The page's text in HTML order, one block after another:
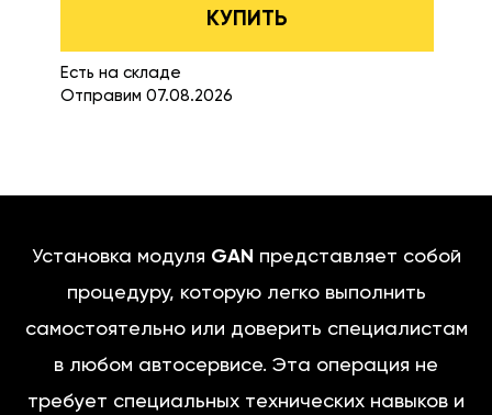
КУПИТЬ
Есть на складе
Отправим 07.08.2026
Установка модуля GAN представляет собой
процедуру, которую легко выполнить
самостоятельно или доверить специалистам
в любом автосервисе. Эта операция не
требует специальных технических навыков и